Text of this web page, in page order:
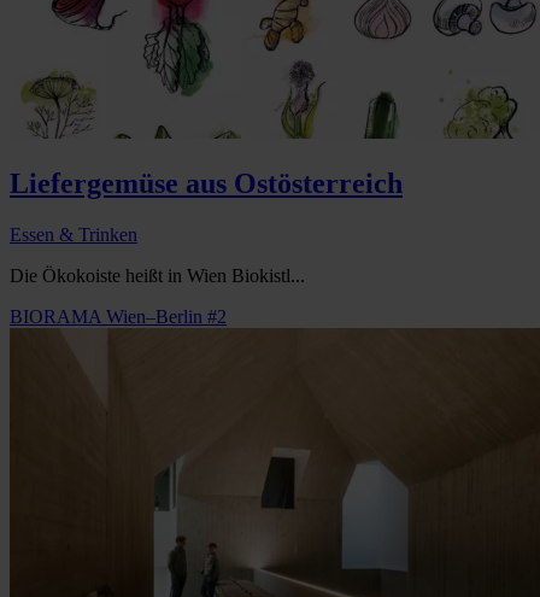
Liefergemüse aus Ostösterreich
Essen & Trinken
Die Ökokoiste heißt in Wien Biokistl...
BIORAMA Wien–Berlin #2